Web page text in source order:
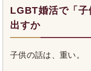
LGBT婚活で「子
出すか
子供の話は、重い。